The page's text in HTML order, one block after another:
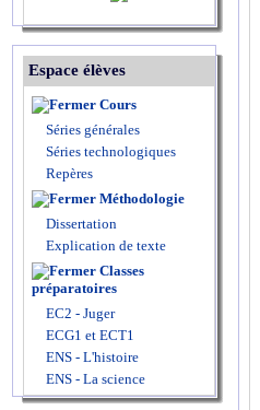
Espace élèves
Cours
Séries générales
Séries technologiques
Repères
Méthodologie
Dissertation
Explication de texte
Classes
préparatoires
EC2 - Juger
ECG1 et ECT1
ENS - L'histoire
ENS - La science